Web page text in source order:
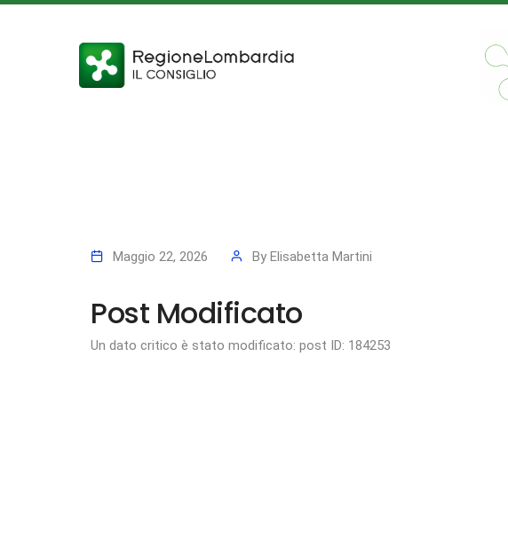
Maggio 22, 2026 By Elisabetta Martini
Post Modificato
Un dato critico è stato modificato: post ID: 184253